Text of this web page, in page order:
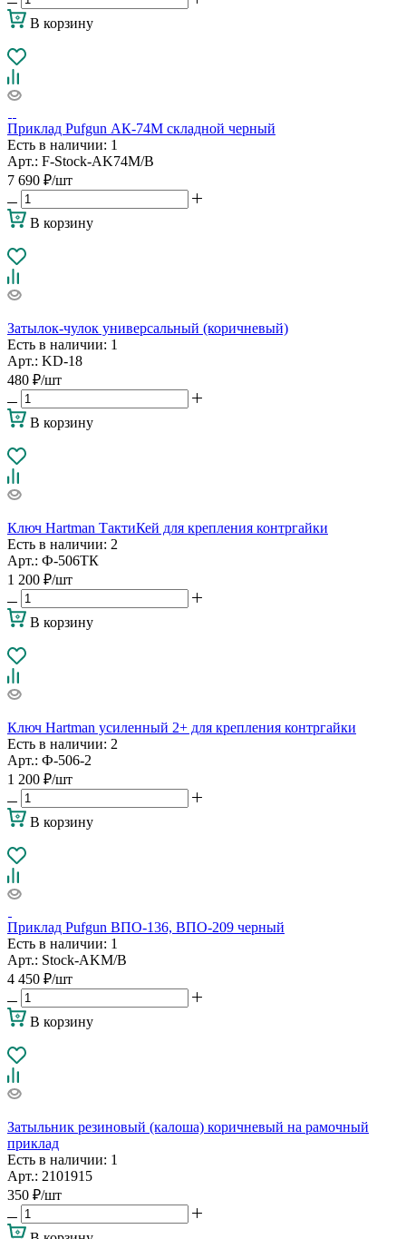
В корзину
Приклад Pufgun АК-74М складной черный
Есть в наличии: 1
Арт.: F-Stock-AK74M/B
7 690 ₽/шт
В корзину
Затылок-чулок универсальный (коричневый)
Есть в наличии: 1
Арт.: KD-18
480 ₽/шт
В корзину
Ключ Hartman ТактиКей для крепления контргайки
Есть в наличии: 2
Арт.: Ф-506ТК
1 200 ₽/шт
В корзину
Ключ Hartman усиленный 2+ для крепления контргайки
Есть в наличии: 2
Арт.: Ф-506-2
1 200 ₽/шт
В корзину
Приклад Pufgun ВПО-136, ВПО-209 черный
Есть в наличии: 1
Арт.: Stock-AKM/B
4 450 ₽/шт
В корзину
Затыльник резиновый (калоша) коричневый на рамочный
приклад
Есть в наличии: 1
Арт.: 2101915
350 ₽/шт